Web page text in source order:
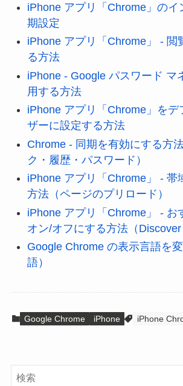
iPhone アプリ「Chrome」のイ
期設定
iPhone アプリ「Chrome」 - 閲
る方法
iPhone - Google パスワード マ
用する方法
iPhone アプリ「Chrome」をデ
ザーに設定する方法
Chrome - 同期を有効にする方
ク・履歴・パスワード）
iPhone アプリ「Chrome」 - 帯
方法（ページのプリロード）
iPhone アプリ「Chrome」 - お
オン/オフにする方法（Discover
Google Chrome の表示言語を
語）
Google Chrome iPhone iPhone